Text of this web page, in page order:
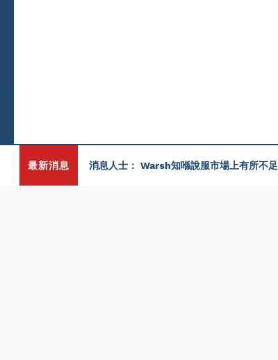
最新消息 消息人士： Warsh知喺說服市場上有所不足